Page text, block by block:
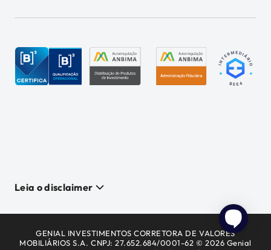
Leia o disclaimer
GENIAL INVESTIMENTOS CORRETORA DE VALORES
MOBILIÁRIOS S.A. CNPJ: 27.652.684/0001-62 © 2026 Genial